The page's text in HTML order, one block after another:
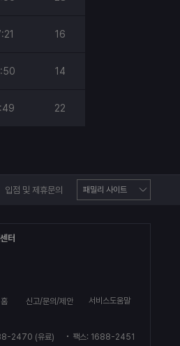
16
14
22
입점 및 제휴문의
터
신고/문의/제안 서비스도움말
2470 (유료) 팩스: 1688-2451